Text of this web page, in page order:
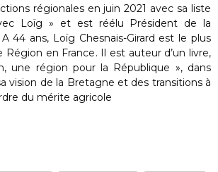
régionales en juin 2021 avec sa liste
Loïg » et est réélu Président de la
44 ans, Loïg Chesnais-Girard est le plus
en France. Il est auteur d’un livre,
une région pour la République », dans
vision de la Bretagne et des transitions à
du mérite agricole